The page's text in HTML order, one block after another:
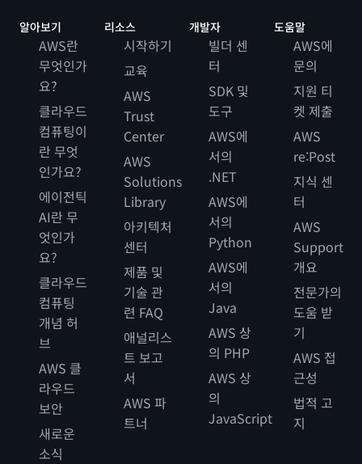
알아보기
AWS란
무엇인가
요?
클라우드
컴퓨팅이
란 무엇
인가요?
에이전틱
AI란 무
엇인가
요?
클라우드
컴퓨팅
개념 허
브
AWS 클
라우드
보안
새로운
소식
리소스
시작하기
교육
AWS
Trust
Center
AWS
Solutions
Library
아키텍처
센터
제품 및
기술 관
련 FAQ
애널리스
트 보고
서
AWS 파
트너
개발자
빌더 센
터
SDK 및
도구
AWS에
서의
.NET
AWS에
서의
Python
AWS에
서의
Java
AWS 상
의 PHP
AWS 상
의
JavaScript
도움말
AWS에
문의
지원 티
켓 제출
AWS
re:Post
지식 센
터
AWS
Support
개요
전문가의
도움 받
기
AWS 접
근성
법적 고
지